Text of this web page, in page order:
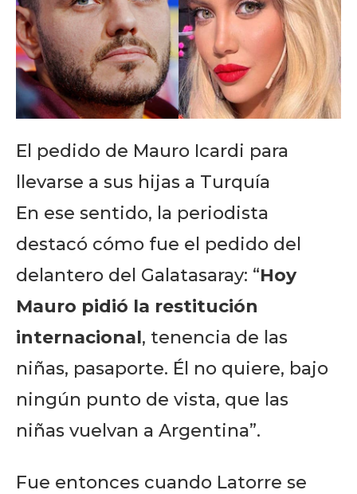
El pedido de Mauro Icardi para
llevarse a sus hijas a Turquía
En ese sentido, la periodista
destacó cómo fue el pedido del
delantero del Galatasaray: “Hoy
Mauro pidió la restitución
internacional, tenencia de las
niñas, pasaporte. Él no quiere, bajo
ningún punto de vista, que las
niñas vuelvan a Argentina”.
Fue entonces cuando Latorre se